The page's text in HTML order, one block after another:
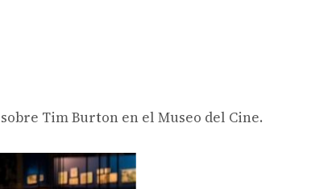
Tim Burton en el Museo del Cine.